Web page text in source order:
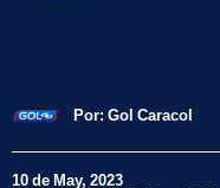
Por: Gol Caracol
10 de May, 2023